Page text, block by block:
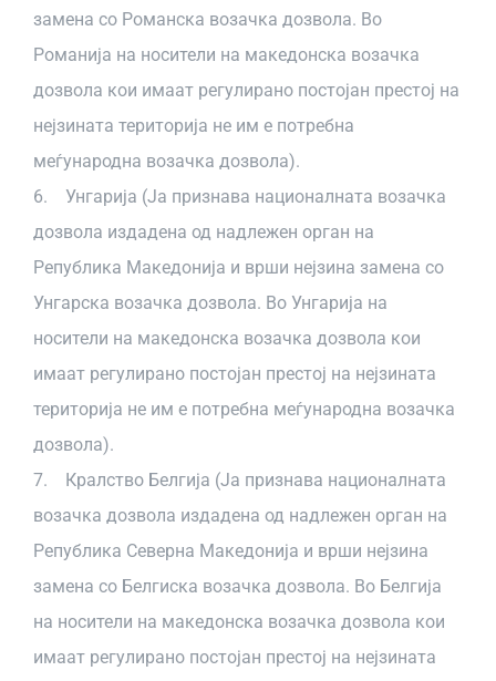
замена со Романска возачка дозвола. Во
Романија на носители на македонска возачка
дозвола кои имаат регулирано постојан престој на
нејзината територија не им е потребна
меѓународна возачка дозвола).
6. Унгарија (Ја признава националната возачка
дозвола издадена од надлежен орган на
Република Македонија и врши нејзина замена со
Унгарска возачка дозвола. Во Унгарија на
носители на македонска возачка дозвола кои
имаат регулирано постојан престој на нејзината
територија не им е потребна меѓународна возачка
дозвола).
7. Кралство Белгија (Ја признава националната
возачка дозвола издадена од надлежен орган на
Република Северна Македонија и врши нејзина
замена со Белгиска возачка дозвола. Во Белгија
на носители на македонска возачка дозвола кои
имаат регулирано постојан престој на нејзината